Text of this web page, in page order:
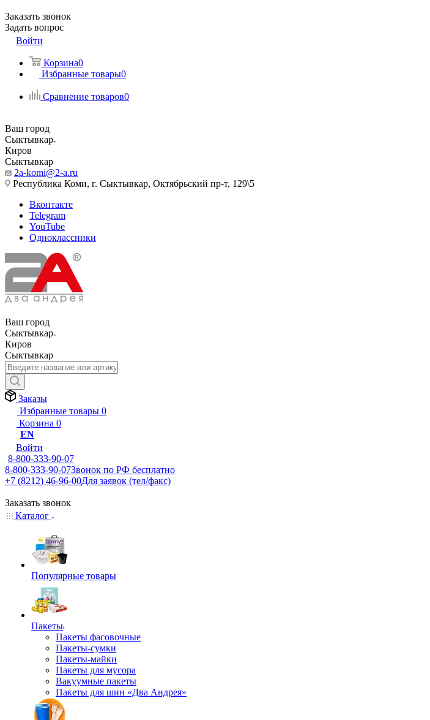
Заказать звонок
Задать вопрос
Войти
Корзина0
Избранные товары0
Сравнение товаров0
Ваш город
Сыктывкар
Киров
Сыктывкар
2a-komi@2-a.ru
Республика Коми, г. Сыктывкар, Октябрьский пр-т, 129\5
Вконтакте
Telegram
YouTube
Одноклассники
Ваш город
Сыктывкар
Киров
Сыктывкар
Заказы
Избранные товары 0
Корзина 0
EN
Войти
8-800-333-90-07
8-800-333-90-07Звонок по РФ бесплатно
+7 (8212) 46-96-00Для заявок (тел/факс)
Заказать звонок
Каталог
Популярные товары
Пакеты
Пакеты фасовочные
Пакеты-сумки
Пакеты-майки
Пакеты для мусора
Вакуумные пакеты
Пакеты для шин «Два Андрея»